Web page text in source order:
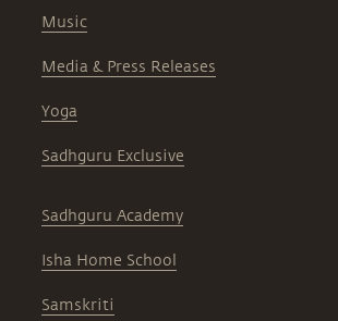
Music
Media & Press Releases
Yoga
Sadhguru Exclusive
Sadhguru Academy
Isha Home School
Samskriti